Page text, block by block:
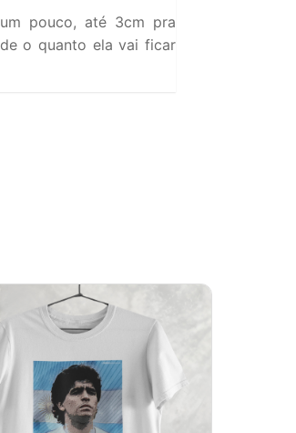
pouco, até 3cm pra
o quanto ela vai ficar